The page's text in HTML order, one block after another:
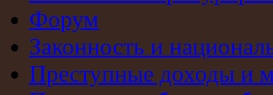
Форум
Законность и
Преступные доходы и